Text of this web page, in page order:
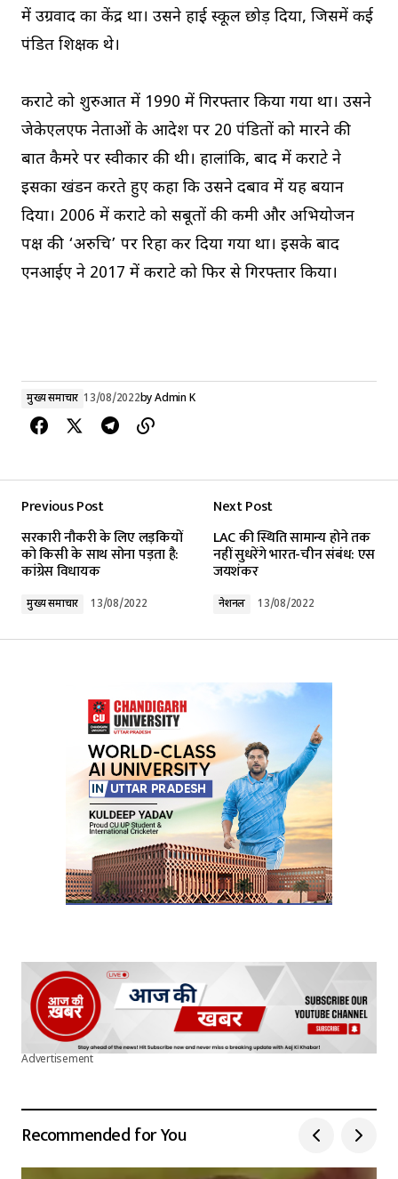
में उग्रवाद का केंद्र था। उसने हाई स्कूल छोड़ दिया, जिसमें कई
पंडित शिक्षक थे।
कराटे को शुरुआत में 1990 में गिरफ्तार किया गया था। उसने
जेकेएलएफ नेताओं के आदेश पर 20 पंडितों को मारने की
बात कैमरे पर स्वीकार की थी। हालांकि, बाद में कराटे ने
इसका खंडन करते हुए कहा कि उसने दबाव में यह बयान
दिया। 2006 में कराटे को सबूतों की कमी और अभियोजन
पक्ष की ‘अरुचि’ पर रिहा कर दिया गया था। इसके बाद
एनआईए ने 2017 में कराटे को फिर से गिरफ्तार किया।
मुख्य समाचार 13/08/2022byAdmin K
Previous Post
सरकारी नौकरी के लिए लड़कियों
को किसी के साथ सोना पड़ता है:
कांग्रेस विधायक
मुख्य समाचार 13/08/2022
Next Post
LAC की स्थिति सामान्य होने तक
नहीं सुधरेंगे भारत-चीन संबंध: एस
जयशंकर
नेशनल 13/08/2022
Advertisement
Recommended for You